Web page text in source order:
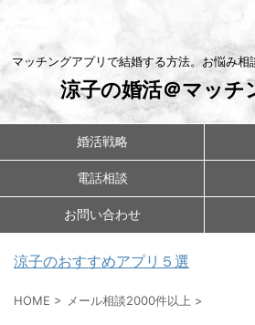
マッチングアプリで結婚する方法。お悩み相
涼子の婚活＠マッチ
婚活戦略
電話相談
お問い合わせ
涼子のおすすめアプリ５選
HOME > メール相談2000件以上 >